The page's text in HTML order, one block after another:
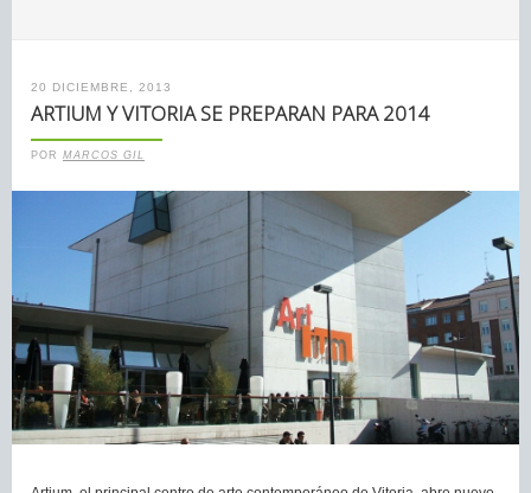
20 DICIEMBRE, 2013
ARTIUM Y VITORIA SE PREPARAN PARA 2014
POR MARCOS GIL